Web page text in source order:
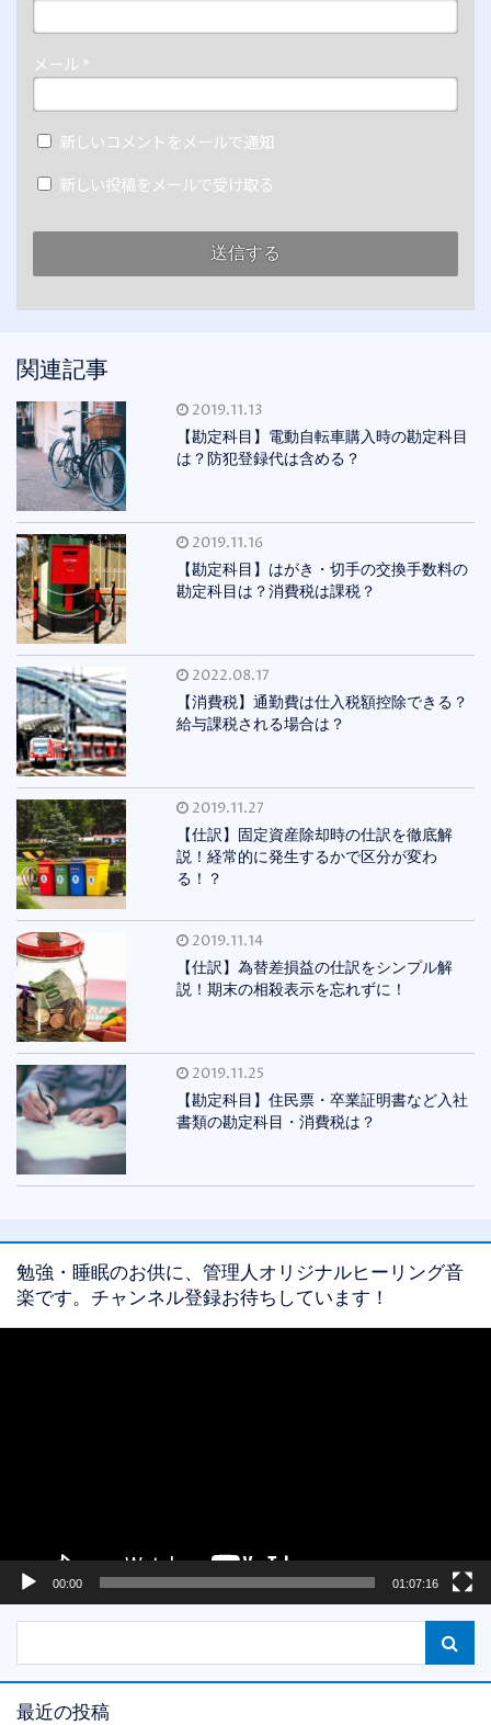
メール *
新しいコメントをメールで通知
新しい投稿をメールで受け取る
関連記事
2019.11.13
【勘定科目】電動自転車購入時の勘定科目
は？防犯登録代は含める？
2019.11.16
【勘定科目】はがき・切手の交換手数料の
勘定科目は？消費税は課税？
2022.08.17
【消費税】通勤費は仕入税額控除できる？
給与課税される場合は？
2019.11.27
【仕訳】固定資産除却時の仕訳を徹底解
説！経常的に発生するかで区分が変わ
る！？
2019.11.14
【仕訳】為替差損益の仕訳をシンプル解
説！期末の相殺表示を忘れずに！
2019.11.25
【勘定科目】住民票・卒業証明書など入社
書類の勘定科目・消費税は？
勉強・睡眠のお供に、管理人オリジナルヒーリング音
楽です。チャンネル登録お待ちしています！
00:00 01:07:16
最近の投稿